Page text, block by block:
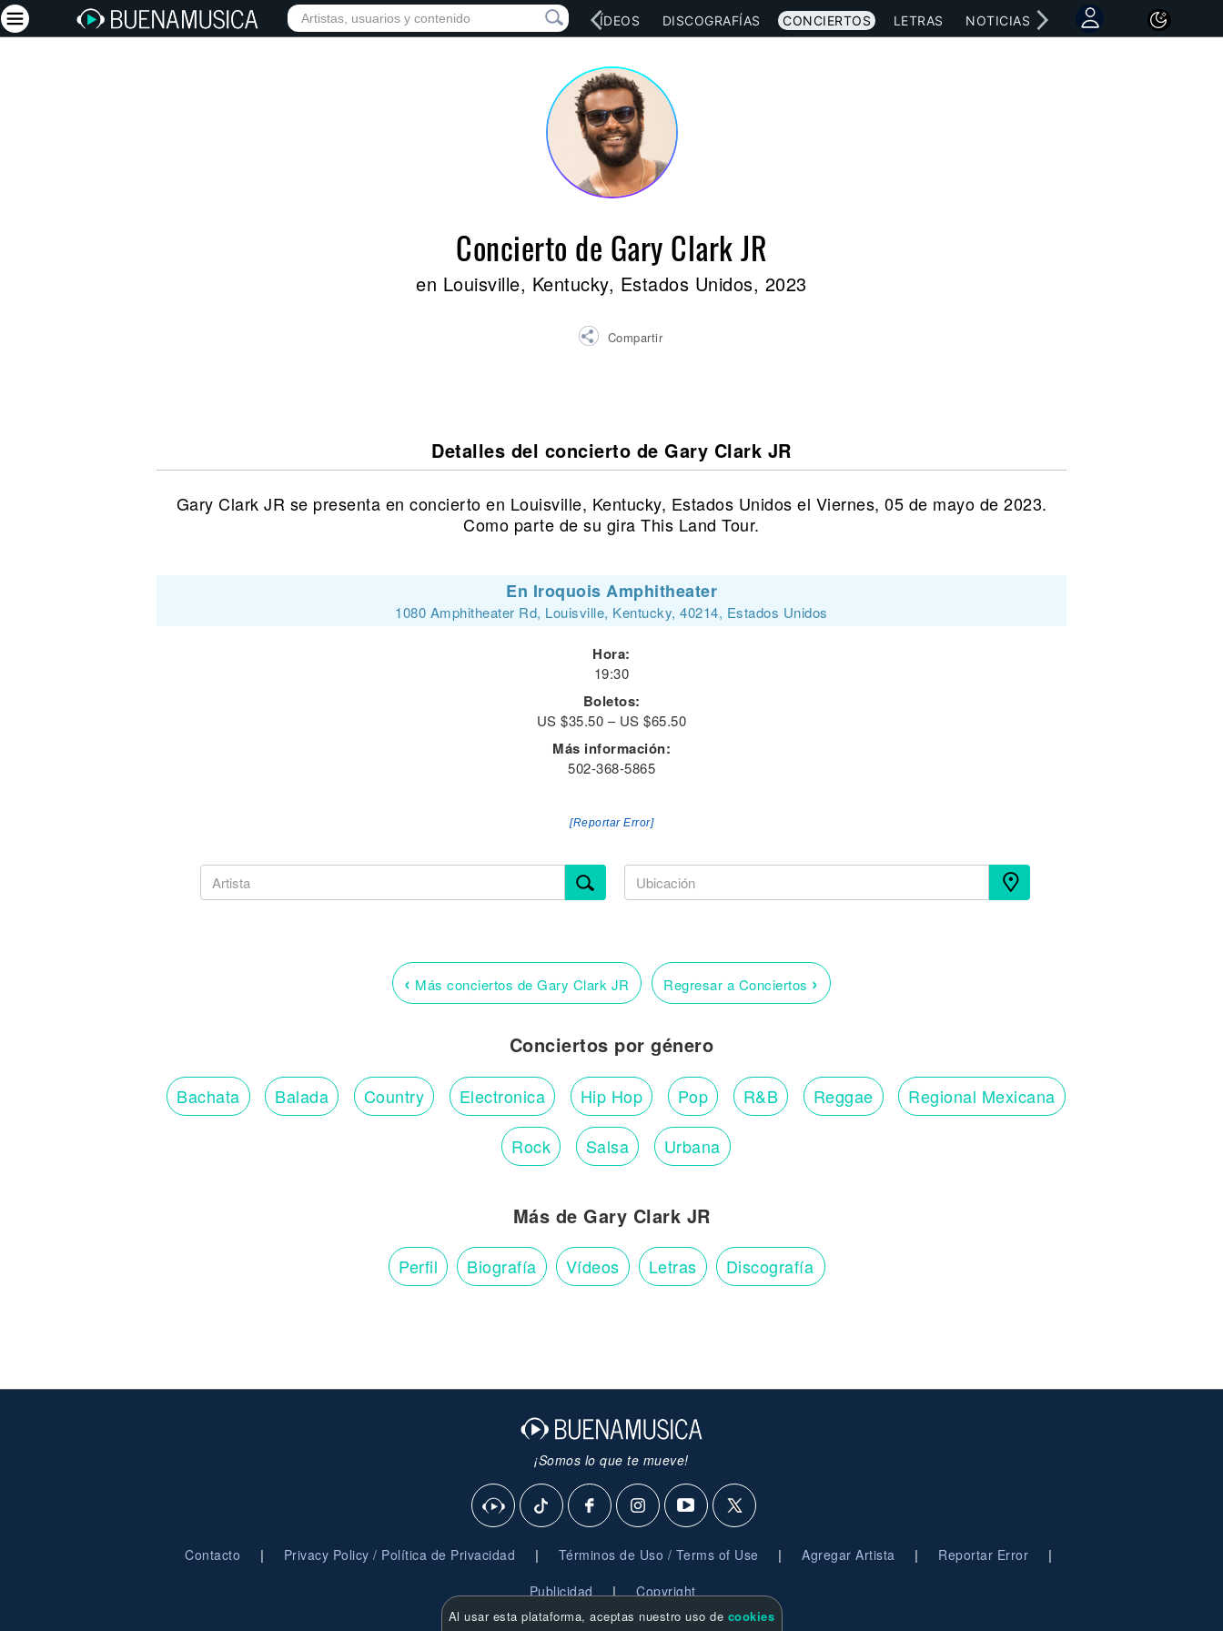
INICIO ARTISTAS RED SOCIAL MÚSICA VÍDEOS DISCOGRAFÍAS CONCIERTOS LETRAS NOTICIAS
Concierto de Gary Clark JR
en Louisville, Kentucky, Estados Unidos, 2023
Compartir
Detalles del concierto de Gary Clark JR
Gary Clark JR se presenta en concierto en Louisville, Kentucky, Estados Unidos el Viernes, 05 de mayo de 2023.
Como parte de su gira This Land Tour.
En Iroquois Amphitheater
1080 Amphitheater Rd, Louisville, Kentucky, 40214, Estados Unidos
Hora:
19:30
Boletos:
US $35.50 – US $65.50
Más información:
502-368-5865
[Reportar Error]
‹ Más conciertos de Gary Clark JR Regresar a Conciertos ›
Conciertos por género
Bachata Balada Country Electronica Hip Hop Pop R&B Reggae Regional Mexicana
Rock Salsa Urbana
Más de Gary Clark JR
Perfil Biografía Vídeos Letras Discografía
¡Somos lo que te mueve!
Contacto | Privacy Policy / Política de Privacidad | Términos de Uso / Terms of Use | Agregar Artista | Reportar Error |
Publicidad | Copyright
Al usar esta plataforma, aceptas nuestro uso de cookies